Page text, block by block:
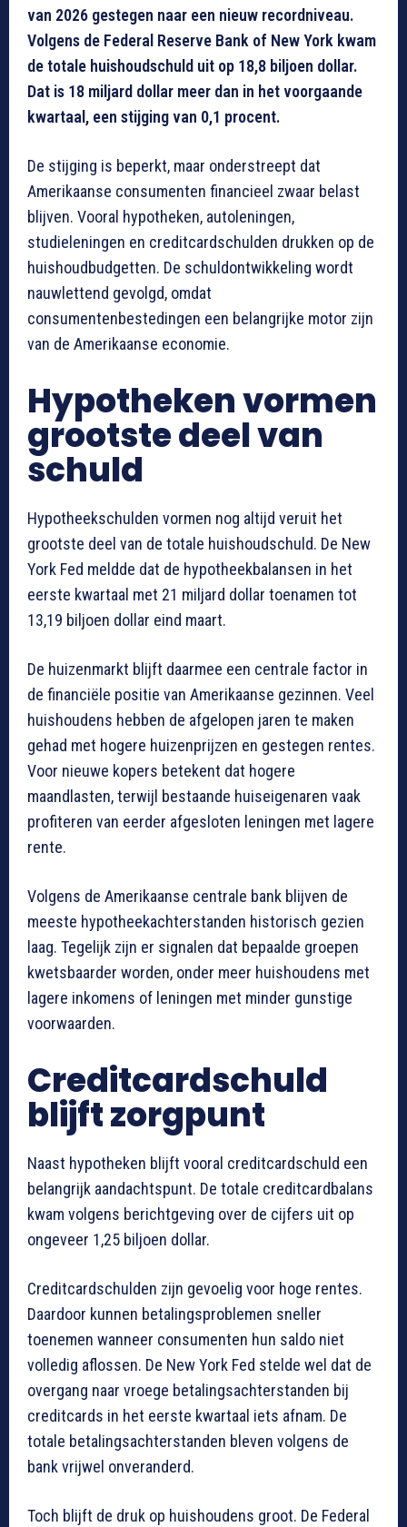
van 2026 gestegen naar een nieuw recordniveau.
Volgens de Federal Reserve Bank of New York kwam
de totale huishoudschuld uit op 18,8 biljoen dollar.
Dat is 18 miljard dollar meer dan in het voorgaande
kwartaal, een stijging van 0,1 procent.
De stijging is beperkt, maar onderstreept dat
Amerikaanse consumenten financieel zwaar belast
blijven. Vooral hypotheken, autoleningen,
studieleningen en creditcardschulden drukken op de
huishoudbudgetten. De schuldontwikkeling wordt
nauwlettend gevolgd, omdat
consumentenbestedingen een belangrijke motor zijn
van de Amerikaanse economie.
Hypotheken vormen
grootste deel van
schuld
Hypotheekschulden vormen nog altijd veruit het
grootste deel van de totale huishoudschuld. De New
York Fed meldde dat de hypotheekbalansen in het
eerste kwartaal met 21 miljard dollar toenamen tot
13,19 biljoen dollar eind maart.
De huizenmarkt blijft daarmee een centrale factor in
de financiële positie van Amerikaanse gezinnen. Veel
huishoudens hebben de afgelopen jaren te maken
gehad met hogere huizenprijzen en gestegen rentes.
Voor nieuwe kopers betekent dat hogere
maandlasten, terwijl bestaande huiseigenaren vaak
profiteren van eerder afgesloten leningen met lagere
rente.
Volgens de Amerikaanse centrale bank blijven de
meeste hypotheekachterstanden historisch gezien
laag. Tegelijk zijn er signalen dat bepaalde groepen
kwetsbaarder worden, onder meer huishoudens met
lagere inkomens of leningen met minder gunstige
voorwaarden.
Creditcardschuld
blijft zorgpunt
Naast hypotheken blijft vooral creditcardschuld een
belangrijk aandachtspunt. De totale creditcardbalans
kwam volgens berichtgeving over de cijfers uit op
ongeveer 1,25 biljoen dollar.
Creditcardschulden zijn gevoelig voor hoge rentes.
Daardoor kunnen betalingsproblemen sneller
toenemen wanneer consumenten hun saldo niet
volledig aflossen. De New York Fed stelde wel dat de
overgang naar vroege betalingsachterstanden bij
creditcards in het eerste kwartaal iets afnam. De
totale betalingsachterstanden bleven volgens de
bank vrijwel onveranderd.
Toch blijft de druk op huishoudens groot. De Federal